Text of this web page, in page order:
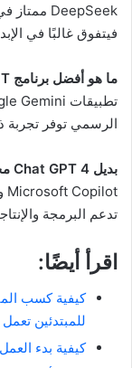
فيتفوق غالبًا في
ما هو أفضل برنامج ChatGPT للأندرويد؟
الرسمي توفر تجربة
بديل Chat GPT 4 مجاني؟
تدعم البرمجة
اقرأ أيضًا:
للمبتدئين
كيفية بدء العمل الحر في عام